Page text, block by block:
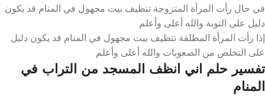
في حال رأت المرأة المتزوجة تنظيف بيت مجهول في المنام قد يكون
دليل على التوبة والله أعلى وأعلم
إذا رأت المرأة المطلقة تنظيف بيت مجهول في المنام قد يكون دليل
على التخلص من الصعوبات والله أعلى وأعلم
تفسير حلم اني انظف المسجد من التراب في
المنام